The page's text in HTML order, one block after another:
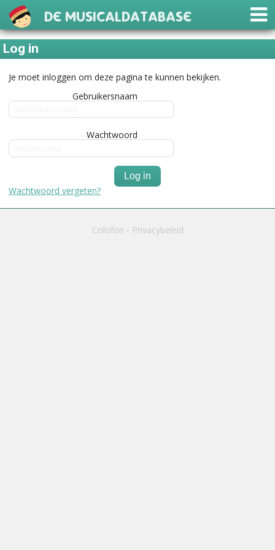
De Musicaldatabase
Log in
Je moet inloggen om deze pagina te kunnen bekijken.
Gebruikersnaam
Wachtwoord
Log in
Wachtwoord vergeten?
Colofon Privacybeleid